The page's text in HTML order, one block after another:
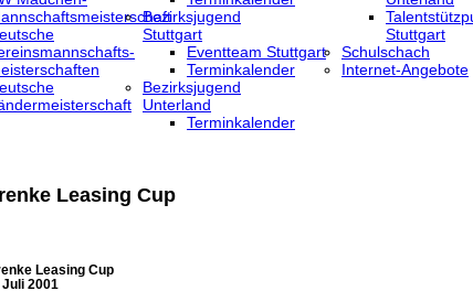
Bezirksjugend
Stuttgart
‎Eventteam Stuttgart
Terminkalender
Bezirksjugend
Unterland
Terminkalender
Stuttgart
Schulschach
Internet-Angebote
Leasing Cup
Leasing Cup
2001